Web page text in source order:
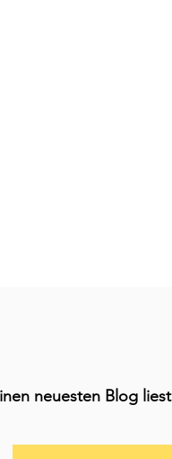
neuesten Blog liest